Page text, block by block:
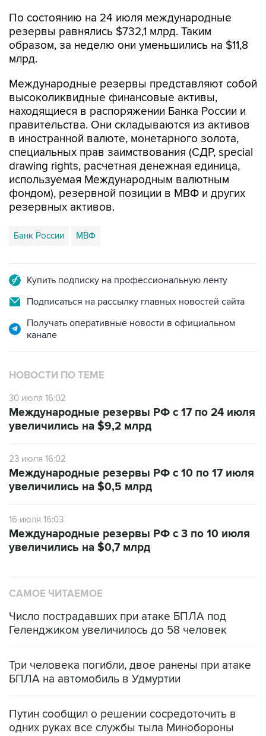
По состоянию на 24 июля международные
резервы равнялись $732,1 млрд. Таким
образом, за неделю они уменьшились на $11,8
млрд.
Международные резервы представляют собой
высоколиквидные финансовые активы,
находящиеся в распоряжении Банка России и
правительства. Они складываются из активов
в иностранной валюте, монетарного золота,
специальных прав заимствования (СДР, special
drawing rights, расчетная денежная единица,
используемая Международным валютным
фондом), резервной позиции в МВФ и других
резервных активов.
Банк России МВФ
Купить подписку на профессиональную ленту
Подписаться на рассылку главных новостей сайта
Получать оперативные новости в официальном
канале
НОВОСТИ ПО ТЕМЕ
30 июля 16:02
Международные резервы РФ с 17 по 24 июля
увеличились на $9,2 млрд
23 июля 16:02
Международные резервы РФ с 10 по 17 июля
увеличились на $0,5 млрд
16 июля 16:03
Международные резервы РФ с 3 по 10 июля
увеличились на $0,7 млрд
САМОЕ ЧИТАЕМОЕ
Число пострадавших при атаке БПЛА под
Геленджиком увеличилось до 58 человек
Три человека погибли, двое ранены при атаке
БПЛА на автомобиль в Удмуртии
Путин сообщил о решении сосредоточить в
одних руках все службы тыла Минобороны